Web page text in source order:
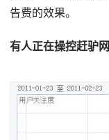
告费的效果。
有人正在操控赶驴